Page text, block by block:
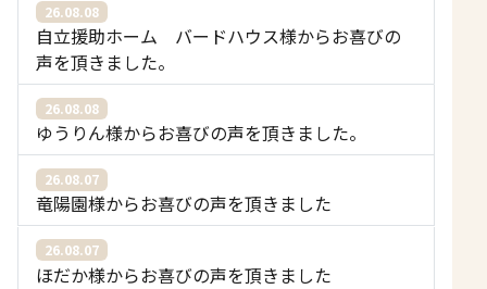
26.08.08
自立援助ホーム バードハウス様からお喜びの
声を頂きました。
26.08.08
ゆうりん様からお喜びの声を頂きました。
26.08.07
竜陽園様からお喜びの声を頂きました
26.08.07
ほだか様からお喜びの声を頂きました